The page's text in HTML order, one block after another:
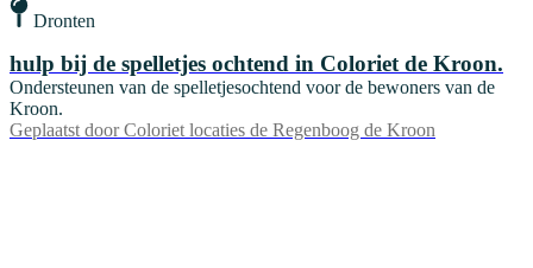
Dronten
hulp bij de spelletjes ochtend in Coloriet de Kroon.
Ondersteunen van de spelletjesochtend voor de bewoners van de
Kroon.
Geplaatst door Coloriet locaties de Regenboog de Kroon